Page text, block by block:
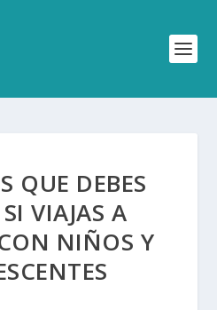
QUE DEBES
VIAJAS A
NIÑOS Y